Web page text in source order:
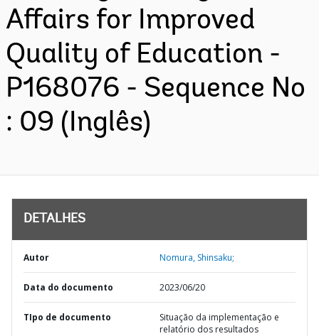
Affairs for Improved
Quality of Education -
P168076 - Sequence No
: 09 (Inglês)
DETALHES
Autor Nomura, Shinsaku;
Data do documento 2023/06/20
TIpo de documento
Situação da implementação e
relatório dos resultados